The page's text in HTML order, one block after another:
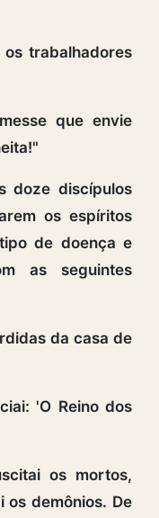
trabalhadores
que envie
doze discípulos
os espíritos
de doença e
as seguintes
da casa de
'O Reino dos
os mortos,
os demônios. De